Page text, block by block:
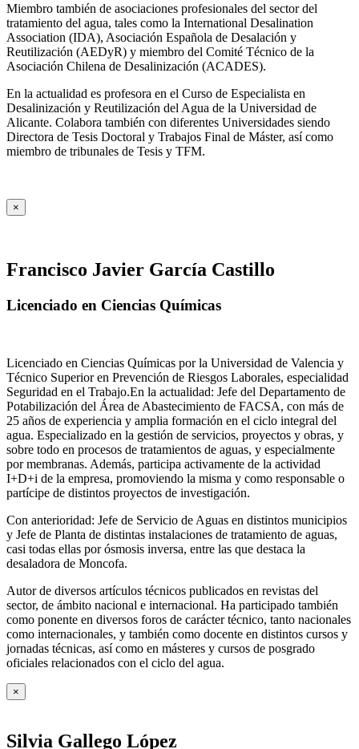
Miembro también de asociaciones profesionales del sector del
tratamiento del agua, tales como la International Desalination
Association (IDA), Asociación Española de Desalación y
Reutilización (AEDyR) y miembro del Comité Técnico de la
Asociación Chilena de Desalinización (ACADES).
En la actualidad es profesora en el Curso de Especialista en
Desalinización y Reutilización del Agua de la Universidad de
Alicante. Colabora también con diferentes Universidades siendo
Directora de Tesis Doctoral y Trabajos Final de Máster, así como
miembro de tribunales de Tesis y TFM.
×
Francisco Javier García Castillo
Licenciado en Ciencias Químicas
Licenciado en Ciencias Químicas por la Universidad de Valencia y
Técnico Superior en Prevención de Riesgos Laborales, especialidad
Seguridad en el Trabajo.En la actualidad: Jefe del Departamento de
Potabilización del Área de Abastecimiento de FACSA, con más de
25 años de experiencia y amplia formación en el ciclo integral del
agua. Especializado en la gestión de servicios, proyectos y obras, y
sobre todo en procesos de tratamientos de aguas, y especialmente
por membranas. Además, participa activamente de la actividad
I+D+i de la empresa, promoviendo la misma y como responsable o
partícipe de distintos proyectos de investigación.
Con anterioridad: Jefe de Servicio de Aguas en distintos municipios
y Jefe de Planta de distintas instalaciones de tratamiento de aguas,
casi todas ellas por ósmosis inversa, entre las que destaca la
desaladora de Moncofa.
Autor de diversos artículos técnicos publicados en revistas del
sector, de ámbito nacional e internacional. Ha participado también
como ponente en diversos foros de carácter técnico, tanto nacionales
como internacionales, y también como docente en distintos cursos y
jornadas técnicas, así como en másteres y cursos de posgrado
oficiales relacionados con el ciclo del agua.
×
Silvia Gallego López